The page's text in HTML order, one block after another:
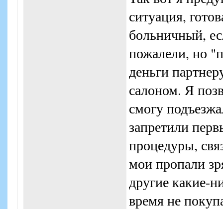
ситуация,
больничный,
пожалели, но
деньги
салоном. Я
смогу
запретили
процедуры,
мои пропали
другие какие-
время не